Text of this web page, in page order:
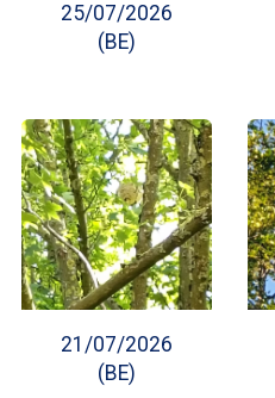
25/07/2026
(BE)
21/07/2026
(BE)